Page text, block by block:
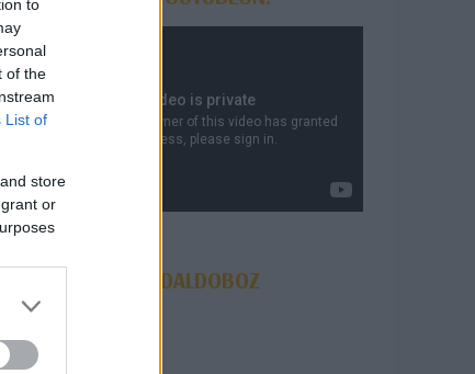
to
of the
List of
store
or
FACEBOOK OLDALDOBOZ